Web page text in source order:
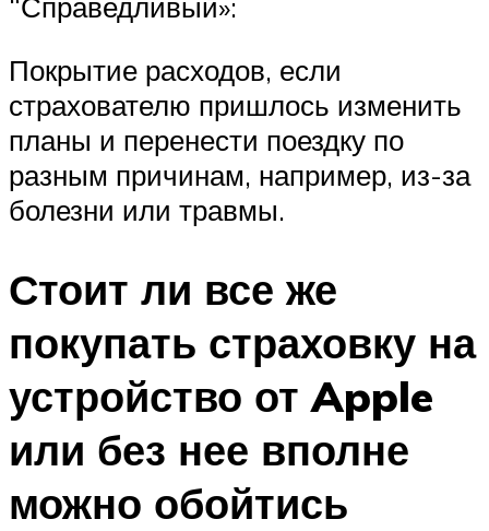
Покрытие расходов, если
страхователю пришлось изменить
планы и перенести поездку по
разным причинам, например, из-за
болезни или травмы.
Стоит ли все же
покупать страховку на
устройство от Apple
или без нее вполне
можно обойтись